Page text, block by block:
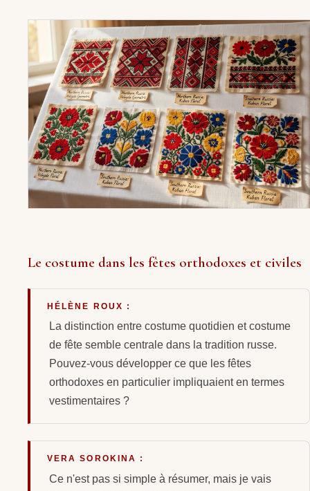
Le costume dans les fêtes orthodoxes et civiles
HÉLÈNE ROUX :
La distinction entre costume quotidien et costume
de fête semble centrale dans la tradition russe.
Pouvez-vous développer ce que les fêtes
orthodoxes en particulier impliquaient en termes
vestimentaires ?
VERA SOROKINA :
Ce n'est pas si simple à résumer, mais je vais